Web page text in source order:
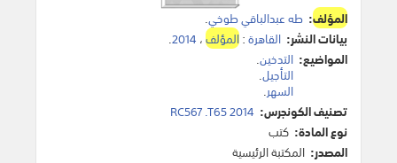
المؤلف: طه عبدالباقي طوخي.
بيانات النشر: القاهرة:المؤلف، 2014
.
المواضيع: التدخين.
التأجيل.
السهر.
تصنيف الكونجرس: RC567 .T65 2014
نوع المادة: كتب
المصدر: المكتبة الرئيسية